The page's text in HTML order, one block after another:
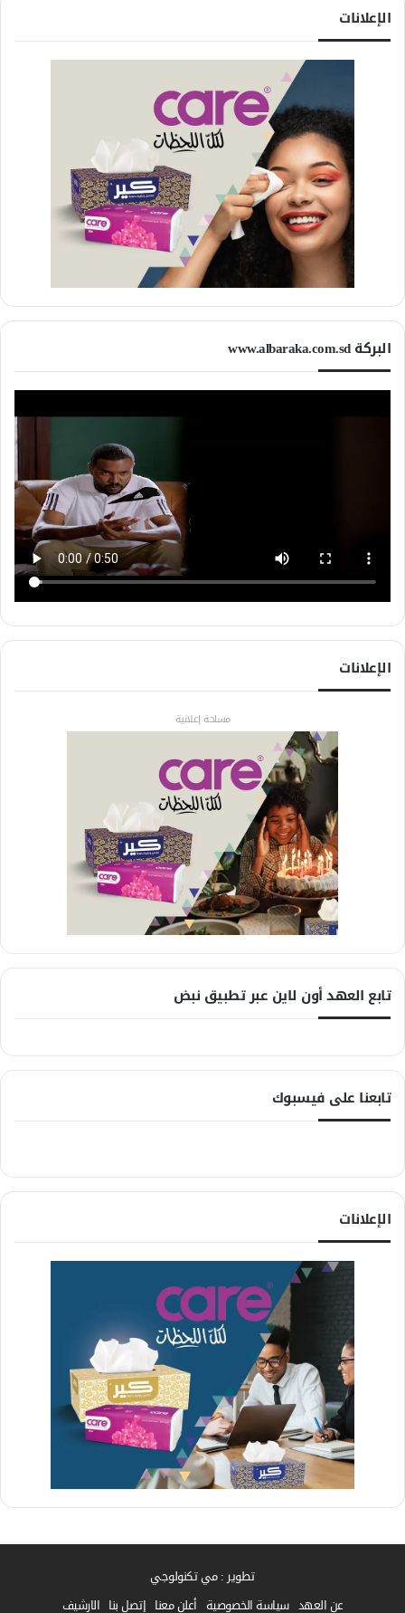
الإعلانات
البركة www.albaraka.com.sd
الإعلانات
مساحة إعلانية
تابع العهد أون لاين عبر تطبيق نبض
تابعنا على فيسبوك
الإعلانات
تطوير : مي تكنولوجي
عن العهد سياسة الخصوصية أعلن معنا إتصل بنا الارشيف